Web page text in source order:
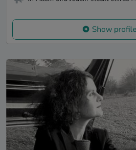
Show profile